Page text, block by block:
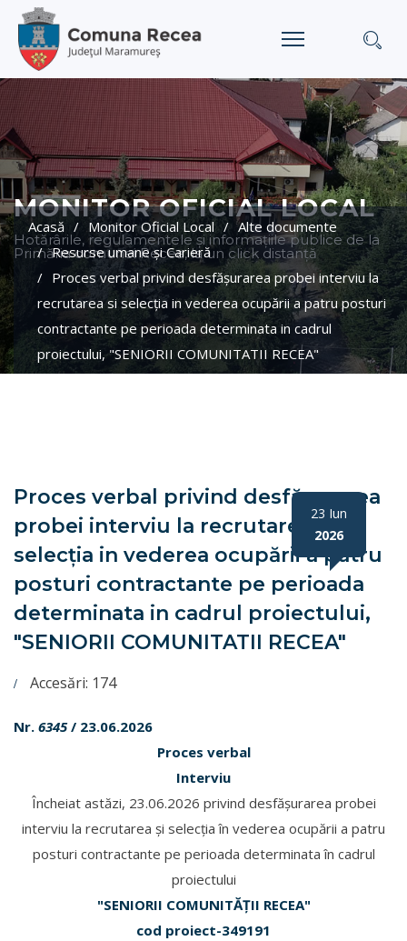
MONITOR OFICIAL LOCAL
Hotărârile, regulamentele și informațiile publice de la
Primăria comunei Recea, la un click distanță
Acasă Monitor Oficial Local
Alte documente
Resurse umane şi Carieră
Proces verbal privind desfășurarea probei interviu la
recrutarea si selecția in vederea ocupării a patru posturi
contractante pe perioada determinata in cadrul
proiectului, "SENIORII COMUNITATII RECEA"
Proces verbal privind desfășurarea
probei interviu la recrutarea si
selecția in vederea ocupării a patru
posturi contractante pe perioada
determinata in cadrul proiectului,
"SENIORII COMUNITATII RECEA"
23 Iun
2026
Accesări: 174
Nr. 6345/ 23.06.2026
Proces verbal
Interviu
Încheiat astăzi, 23.06.2026 privind desfășurarea probei
interviu la recrutarea și selecția în vederea ocupării a patru
posturi contractante pe perioada determinata în cadrul
proiectului
"SENIORII COMUNITĂȚII RECEA"
cod proiect-349191